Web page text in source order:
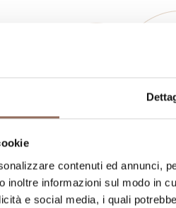
contenuti ed annunci,
inoltre informazioni sul modo in
e social media, i quali
La tua
cosa fare e
occhio al meteo